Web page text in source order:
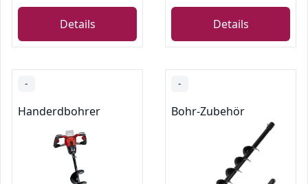
Details Details
-
Handerdbohrer
-
Bohr-Zubehör